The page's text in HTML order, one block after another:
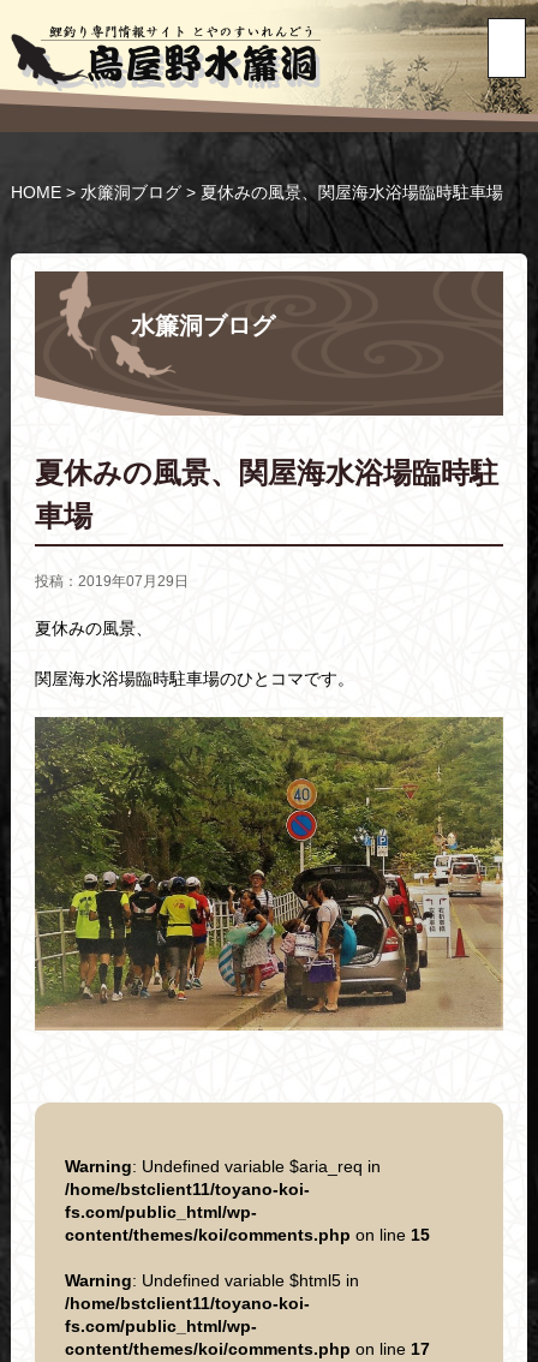
HOME> 水簾洞ブログ> 夏休みの風景、関屋海水浴場臨時駐車場
水簾洞ブログ
夏休みの風景、関屋海水浴場臨時駐
車場
投稿：2019年07月29日
夏休みの風景、
関屋海水浴場臨時駐車場のひとコマです。
Warning: Undefined variable $aria_req in
/home/bstclient11/toyano-koi-
fs.com/public_html/wp-
content/themes/koi/comments.php on line 15
Warning: Undefined variable $html5 in
/home/bstclient11/toyano-koi-
fs.com/public_html/wp-
content/themes/koi/comments.php on line 17